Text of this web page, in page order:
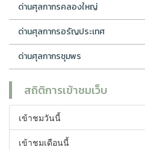
ด่านศุลกากรคลองใหญ่
ด่านศุลกากรอรัญประเทศ
ด่านศุลกากรชุมพร
สถิติการเข้าชมเว็บ
เข้าชมวันนี้
เข้าชมเดือนนี้